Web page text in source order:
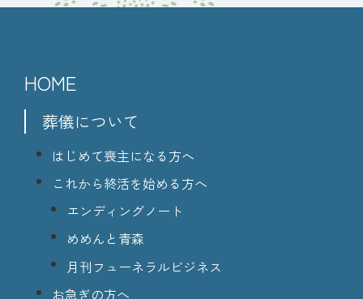
HOME
葬儀について
はじめて喪主になる方へ
これから終活を始める方へ
エンディングノート
めめんと青森
月刊フューネラルビジネス
お急ぎの方へ